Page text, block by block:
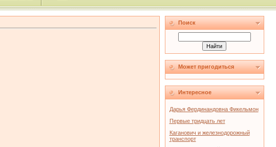
Поиск
Может пригодиться
Интересное
Дарья Фердинандовна Фикельмон
Первые тридцать лет
Каганович и железнодорожный
транспорт